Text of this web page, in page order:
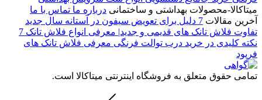
میتاکالا-محصولات بهداشتی و ساختمانی درباره ما تماس با ما
آخرین مقالات 7 دلیل برای تعویض سیفون در آستانه سال جدید
تفاوت فلاش تانک های قدیمی و جدید| معرفی انواع فلاش تانک 7
نکته کلیدی در خرید درب توالت فرنگی معرفی فلاش تانک های
فرپود
تمامی حقوق متعلق به فروشگاه اینترنتی میتاکالا است.